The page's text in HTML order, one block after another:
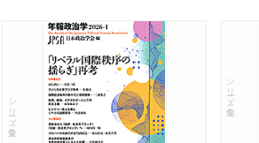
シリーズ・全集
シリーズ・全集